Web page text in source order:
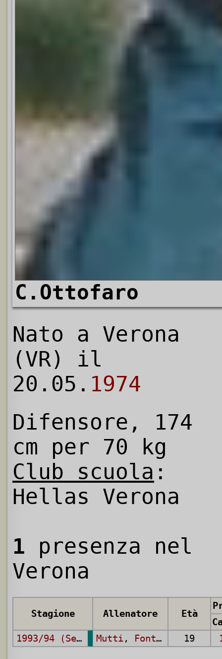
C.Ottofaro
Nato a Verona
(VR) il
20.05. 1974
Difensore, 174
cm per 70 kg
Club scuola :
Hellas Verona
1 presenza nel
Verona
Stagione Allenatore Età
1993/94 (Serie B) Mutti, Fontana 19